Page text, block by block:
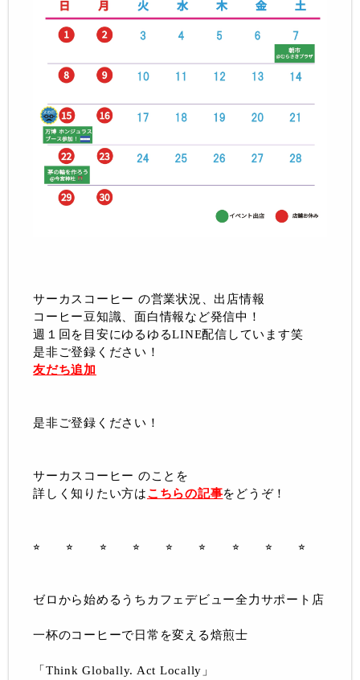
サーカスコーヒー の営業状況、出店情報
コーヒー豆知識、面白情報など発信中！
週１回を目安にゆるゆるLINE配信しています笑
是非ご登録ください！
友だち追加
是非ご登録ください！
サーカスコーヒー のことを
詳しく知りたい方はこちらの記事をどうぞ！
⭐︎ ⭐︎ ⭐︎ ⭐︎ ⭐︎ ⭐︎ ⭐︎ ⭐︎ ⭐︎
ゼロから始めるうちカフェデビュー全力サポート店
一杯のコーヒーで日常を変える焙煎士
「Think Globally. Act Locally」